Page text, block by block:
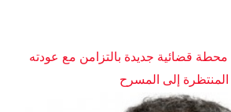
قضائية جديدة بالتزامن مع عودته
المنتظرة إلى المسرح